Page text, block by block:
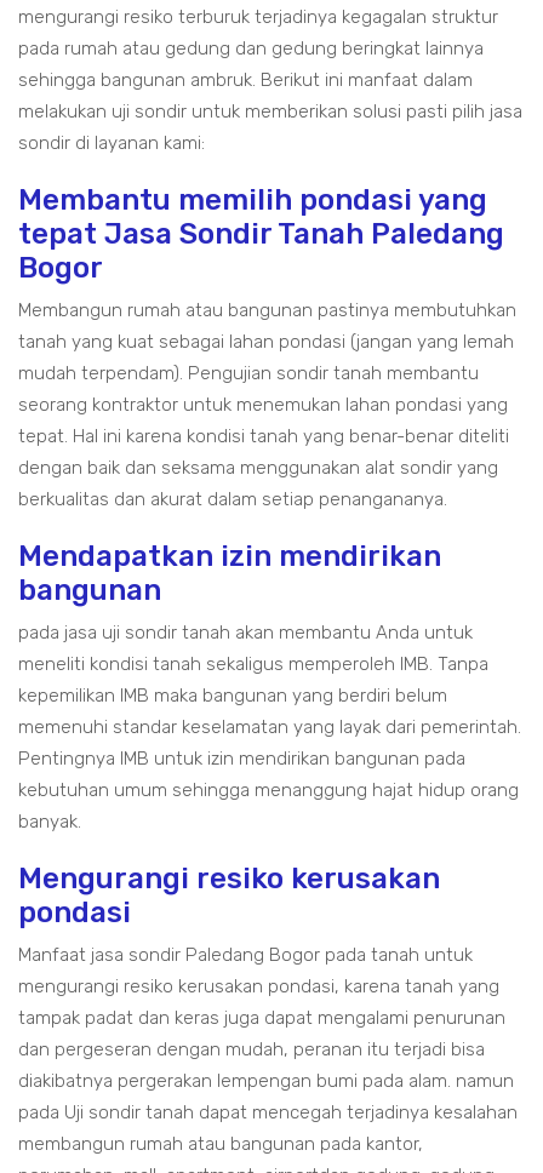
mengurangi resiko terburuk terjadinya kegagalan struktur
pada rumah atau gedung dan gedung beringkat lainnya
sehingga bangunan ambruk. Berikut ini manfaat dalam
melakukan uji sondir untuk memberikan solusi pasti pilih jasa
sondir di layanan kami:
Membantu memilih pondasi yang
tepat Jasa Sondir Tanah Paledang
Bogor
Membangun rumah atau bangunan pastinya membutuhkan
tanah yang kuat sebagai lahan pondasi (jangan yang lemah
mudah terpendam). Pengujian sondir tanah membantu
seorang kontraktor untuk menemukan lahan pondasi yang
tepat. Hal ini karena kondisi tanah yang benar-benar diteliti
dengan baik dan seksama menggunakan alat sondir yang
berkualitas dan akurat dalam setiap penangananya.
Mendapatkan izin mendirikan
bangunan
pada jasa uji sondir tanah akan membantu Anda untuk
meneliti kondisi tanah sekaligus memperoleh IMB. Tanpa
kepemilikan IMB maka bangunan yang berdiri belum
memenuhi standar keselamatan yang layak dari pemerintah.
Pentingnya IMB untuk izin mendirikan bangunan pada
kebutuhan umum sehingga menanggung hajat hidup orang
banyak.
Mengurangi resiko kerusakan
pondasi
Manfaat jasa sondir Paledang Bogor pada tanah untuk
mengurangi resiko kerusakan pondasi, karena tanah yang
tampak padat dan keras juga dapat mengalami penurunan
dan pergeseran dengan mudah, peranan itu terjadi bisa
diakibatnya pergerakan lempengan bumi pada alam. namun
pada Uji sondir tanah dapat mencegah terjadinya kesalahan
membangun rumah atau bangunan pada kantor,